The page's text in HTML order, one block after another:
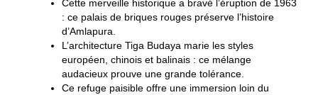
Cette merveille historiquea bravé l’éruption de 1963
: ce palais de briques rouges préserve l’histoire
d’Amlapura.
L’architecture Tiga Budayamarie les styles
européen, chinois et balinais : ce mélange
audacieux prouve une grande tolérance.
Ce refuge paisibleoffre une immersion loin du